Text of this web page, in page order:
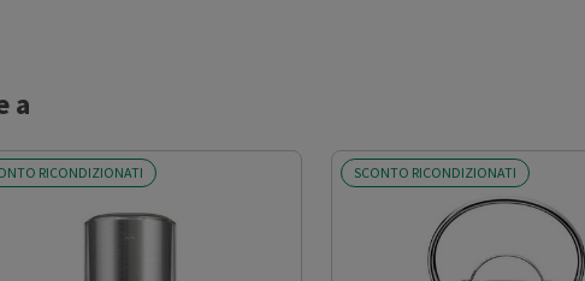
a
RICONDIZIONATI SCONTO RICONDIZIONATI